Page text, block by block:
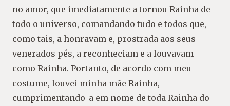
no amor, que imediatamente a tornou Rainha de
todo o universo, comandando tudo e todos que,
como tais, a honravam e, prostrada aos seus
venerados pés, a reconheciam e a louvavam
como Rainha. Portanto, de acordo com meu
costume, louvei minha mãe Rainha,
cumprimentando-a em nome de toda Rainha do